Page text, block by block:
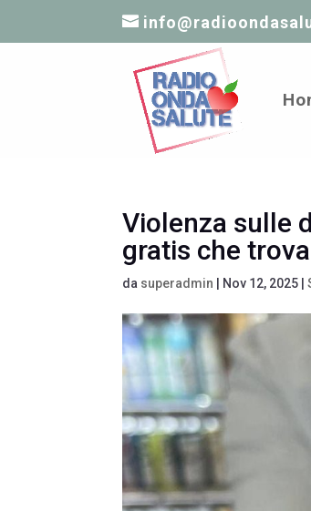
Violenza sulle
gratis che
da superadmin Nov 12, 2025 |